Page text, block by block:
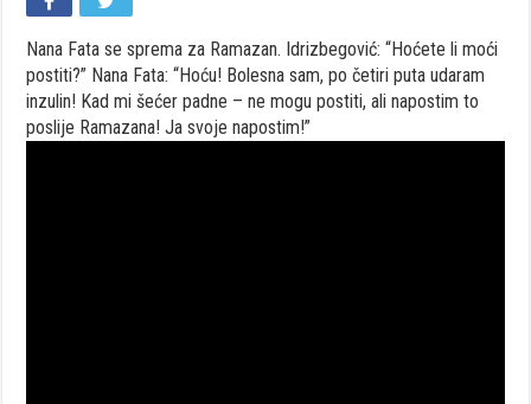
Nana Fata se sprema za Ramazan. Idrizbegović: “Hoćete li moći
postiti?” Nana Fata: “Hoću! Bolesna sam, po četiri puta udaram
inzulin! Kad mi šećer padne – ne mogu postiti, ali napostim to
poslije Ramazana! Ja svoje napostim!”